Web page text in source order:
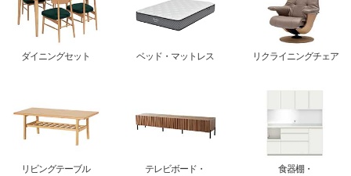
ダイニングセット ベッド・マットレス リクライニングチェア
リビングテーブル
テレビボード・
食器棚・